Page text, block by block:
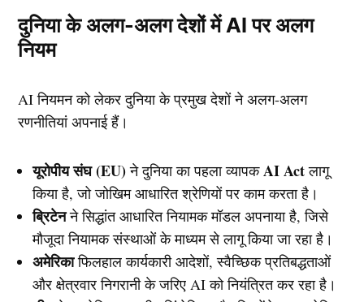
दुनिया के अलग-अलग देशों में AI पर अलग
नियम
AI नियमन को लेकर दुनिया के प्रमुख देशों ने अलग-अलग
रणनीतियां अपनाई हैं।
यूरोपीय संघ (EU)ने दुनिया का पहला व्यापकAI Actलागू
किया है, जो जोखिम आधारित श्रेणियों पर काम करता है।
ब्रिटेनने सिद्धांत आधारित नियामक मॉडल अपनाया है, जिसे
मौजूदा नियामक संस्थाओं के माध्यम से लागू किया जा रहा है।
अमेरिकाफिलहाल कार्यकारी आदेशों, स्वैच्छिक प्रतिबद्धताओं
और क्षेत्रवार निगरानी के जरिए AI को नियंत्रित कर रहा है।